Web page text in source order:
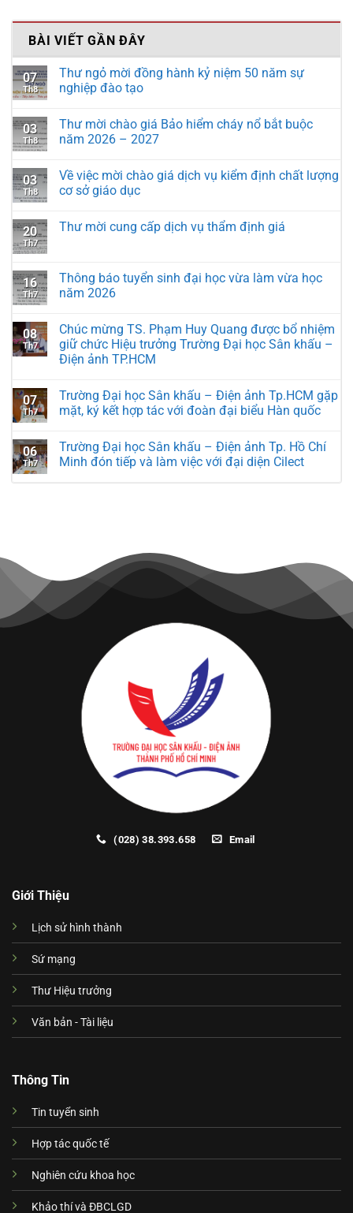
BÀI VIẾT GẦN ĐÂY
07
Th8
Thư ngỏ mời đồng hành kỷ niệm 50 năm sự
nghiệp đào tạo
03
Th8
Thư mời chào giá Bảo hiểm cháy nổ bắt buộc
năm 2026 – 2027
03
Th8
Về việc mời chào giá dịch vụ kiểm định chất lượng
cơ sở giáo dục
20
Th7
Thư mời cung cấp dịch vụ thẩm định giá
16
Th7
Thông báo tuyển sinh đại học vừa làm vừa học
năm 2026
08
Th7
Chúc mừng TS. Phạm Huy Quang được bổ nhiệm
giữ chức Hiệu trưởng Trường Đại học Sân khấu –
Điện ảnh TP.HCM
07
Th7
Trường Đại học Sân khấu – Điện ảnh Tp.HCM gặp
mặt, ký kết hợp tác với đoàn đại biểu Hàn quốc
06
Th7
Trường Đại học Sân khấu – Điện ảnh Tp. Hồ Chí
Minh đón tiếp và làm việc với đại diện Cilect
(028) 38.393.658 Email
Giới Thiệu
Lịch sử hình thành
Sứ mạng
Thư Hiệu trưởng
Văn bản - Tài liệu
Thông Tin
Tin tuyển sinh
Hợp tác quốc tế
Nghiên cứu khoa học
Khảo thí và ĐBCLGD